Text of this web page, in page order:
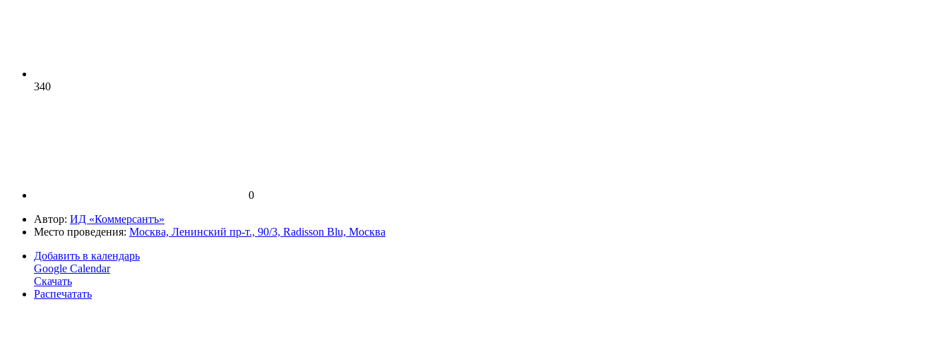
340
0
Автор: ИД «Коммерсантъ»
Место проведения: Москва, Ленинский пр-т., 90/3, Radisson Blu, Москва
Добавить в календарь
Google Calendar
Скачать
Распечатать